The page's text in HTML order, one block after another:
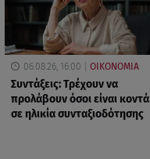
06.08.26, 16:00 ΟΙΚΟΝΟΜΙΑ
Συντάξεις: Τρέχουν να
προλάβουν όσοι είναι κοντά
σε ηλικία συνταξιοδότησης